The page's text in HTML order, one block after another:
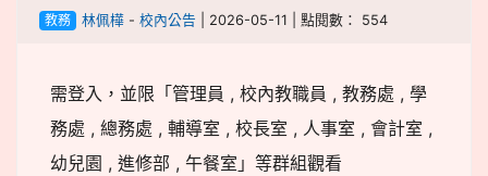
教務 林佩樺- 校內公告 | 2026-05-11 | 點閱數： 554
需登入，並限「管理員 , 校內教職員 , 教務處 , 學
務處 , 總務處 , 輔導室 , 校長室 , 人事室 , 會計室 ,
幼兒園 , 進修部 , 午餐室」等群組觀看